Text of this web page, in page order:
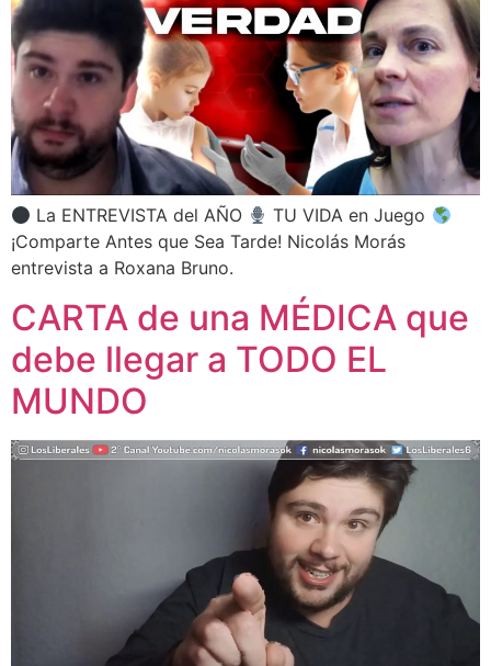
La ENTREVISTA del AÑO
TU VIDA en Juego
¡Comparte Antes que Sea Tarde! Nicolás Morás
entrevista a Roxana Bruno.
CARTA de una MÉDICA que
debe llegar a TODO EL
MUNDO